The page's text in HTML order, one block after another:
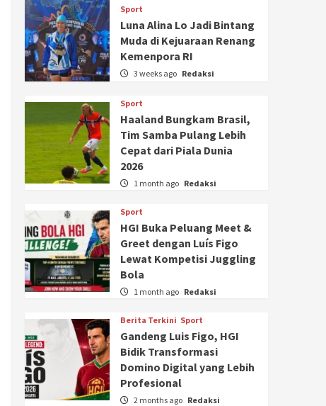
Sport
Luna Alina Lo Jadi Bintang
Muda di Kejuaraan Renang
Kemenpora RI
3 weeks ago Redaksi
Sport
Haaland Bungkam Brasil,
Tim Samba Pulang Lebih
Cepat dari Piala Dunia
2026
1 month ago Redaksi
Sport
HGI Buka Peluang Meet &
Greet dengan Luís Figo
Lewat Kompetisi Juggling
Bola
1 month ago Redaksi
Berita Terkini Sport
Gandeng Luis Figo, HGI
Bidik Transformasi
Domino Digital yang Lebih
Profesional
2 months ago Redaksi